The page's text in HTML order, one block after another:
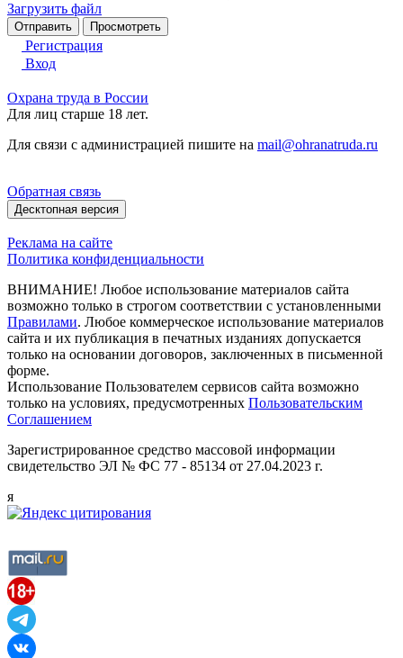
Загрузить файл
Регистрация
Вход
Охрана труда в России
Для лиц старше 18 лет.
Для связи с администрацией пишите на mail@ohranatruda.ru
Обратная связь
Десктопная версия
Реклама на сайте
Политика конфиденциальности
ВНИМАНИЕ! Любое использование материалов сайта
возможно только в строгом соответствии с установленными
Правилами. Любое коммерческое использование материалов
сайта и их публикация в печатных изданиях допускается
только на основании договоров, заключенных в письменной
форме.
Использование Пользователем сервисов сайта возможно
только на условиях, предусмотренных Пользовательским
Соглашением
Зарегистрированное средство массовой информации
свидетельство ЭЛ № ФС 77 - 85134 от 27.04.2023 г.
я